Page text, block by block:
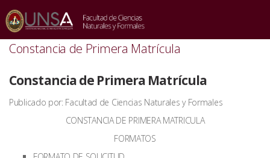
INICIO SIN CATEGORÍA / CONSTANCIA DE PRIMERA MATRÍCULA
Constancia de Primera Matrícula
Constancia de Primera Matrícula
Publicado por: Facultad de Ciencias Naturales y Formales
CONSTANCIA DE PRIMERA MATRICULA
FORMATOS